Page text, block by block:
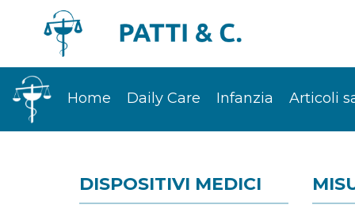
Home Daily Care Infanzia Articoli
DISPOSITIVI MEDICI